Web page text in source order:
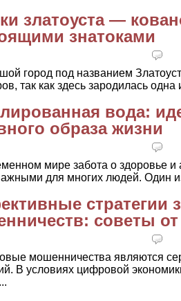
златоуста —
знатоками
город под названием
так как здесь зародилась
вода:
образа жизни
мире забота о здоровье и
для многих людей. Один
стратегии
советы от
мошенничества являются
В условиях цифровой